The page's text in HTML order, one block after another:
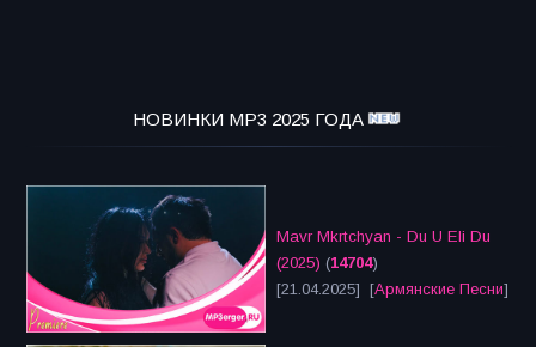
НОВИНКИ MP3 2025 ГОДА
Mavr Mkrtchyan - Du U Eli Du
(2025) (14704)
[21.04.2025] [Армянские Песни]